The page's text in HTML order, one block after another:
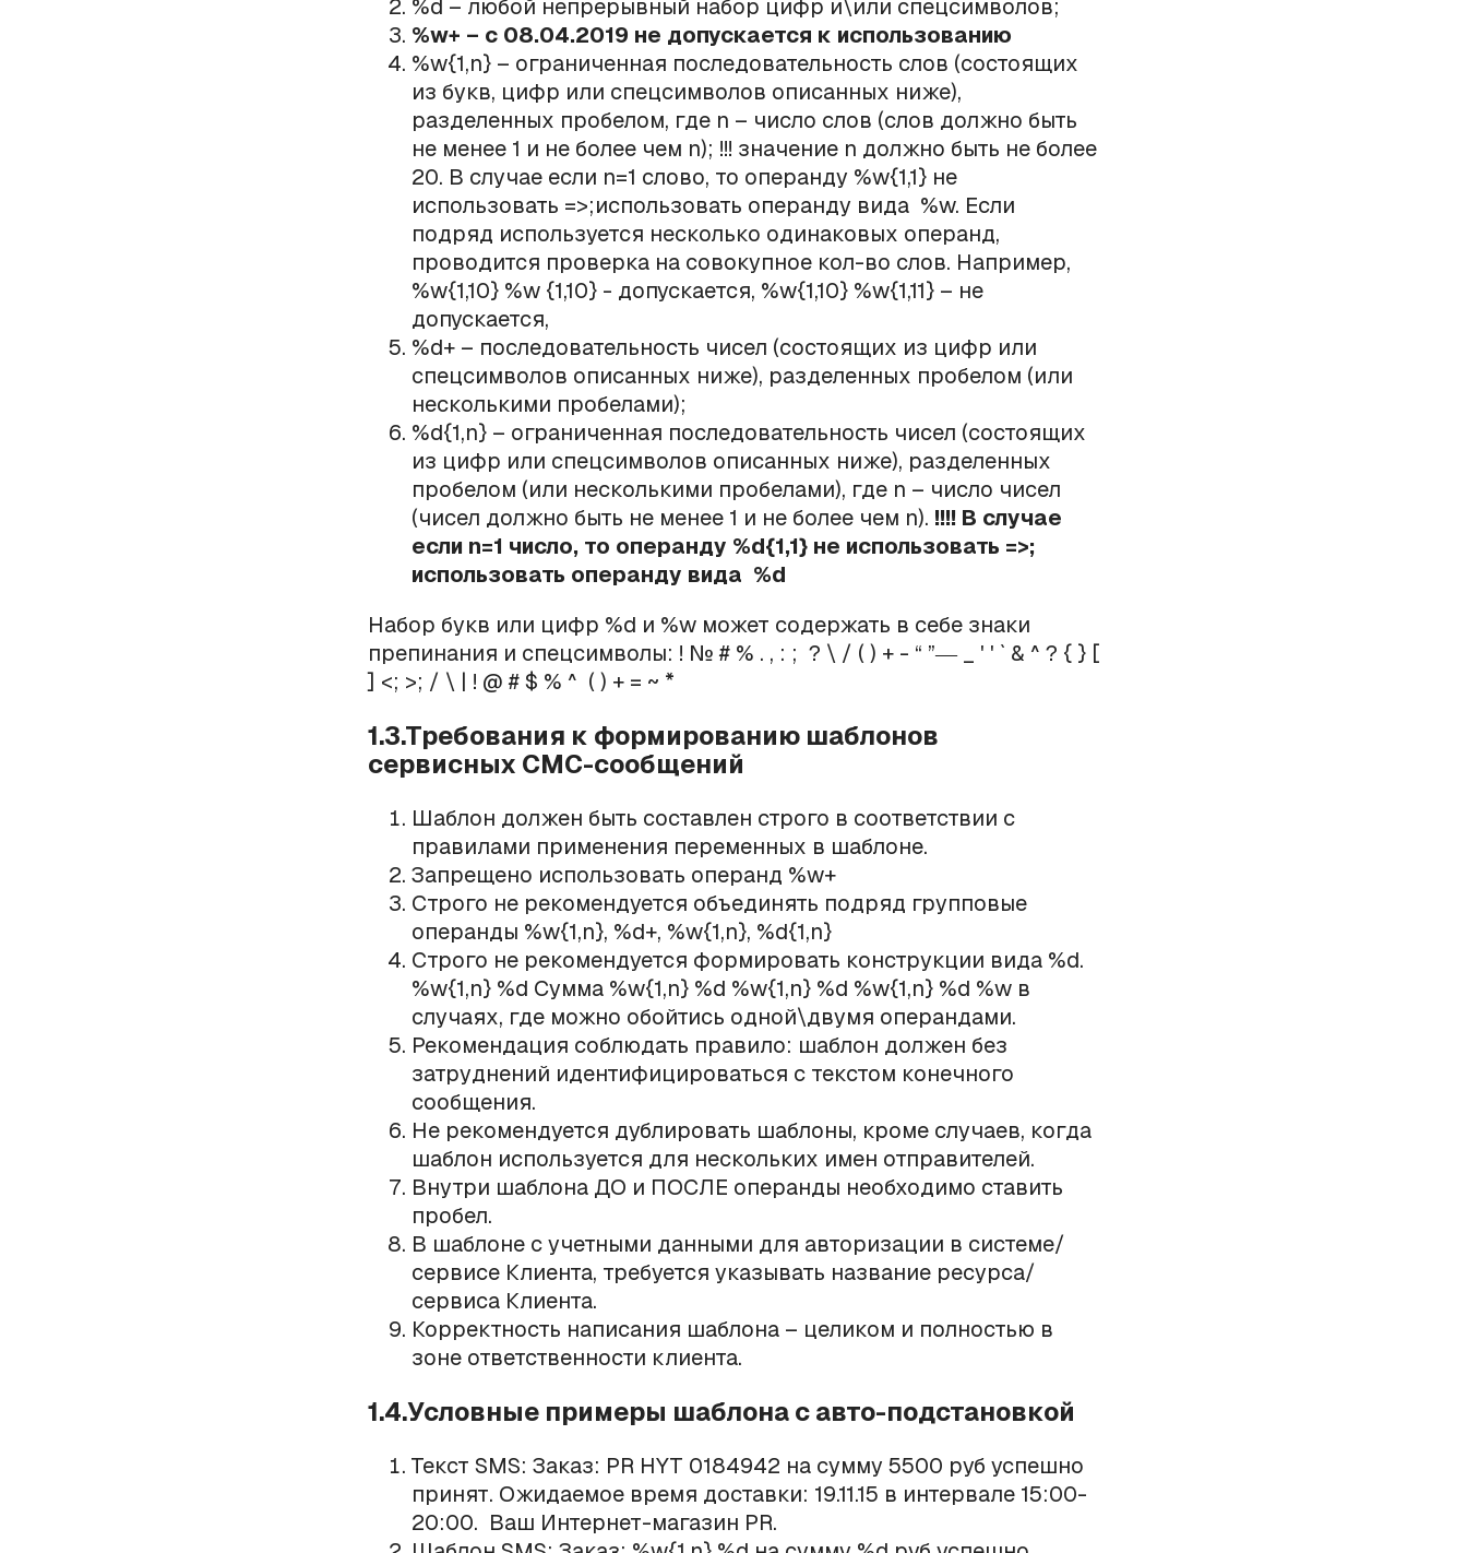
%d – любой непрерывный набор цифр и\или спецсимволов;
%w+ – с 08.04.2019 не допускается к использованию
%w{1,n} – ограниченная последовательность слов (состоящих
из букв, цифр или спецсимволов описанных ниже),
разделенных пробелом, где n – число слов (слов должно быть
не менее 1 и не более чем n); !!! значение n должно быть не более
20. В случае если n=1 слово, то операнду %w{1,1} не
использовать =>;использовать операнду вида %w. Если
подряд используется несколько одинаковых операнд,
проводится проверка на совокупное кол-во слов. Например,
%w{1,10} %w {1,10} - допускается, %w{1,10} %w{1,11} – не
допускается,
%d+ – последовательность чисел (состоящих из цифр или
спецсимволов описанных ниже), разделенных пробелом (или
несколькими пробелами);
%d{1,n} – ограниченная последовательность чисел (состоящих
из цифр или спецсимволов описанных ниже), разделенных
пробелом (или несколькими пробелами), где n – число чисел
(чисел должно быть не менее 1 и не более чем n). !!!! В случае
если n=1 число, то операнду %d{1,1} не использовать =>;
использовать операнду вида %d
Набор букв или цифр %d и %w может содержать в себе знаки
препинания и спецсимволы: ! № # % . , : ; ? \ / ( ) + - “ ”― _ ' ' ` & ^ ? { } [
] <; >; / \ | ! @ # $ % ^ ( ) + = ~ *
1.3.Требования к формированию шаблонов
сервисных СМС-сообщений
Шаблон должен быть составлен строго в соответствии с
правилами применения переменных в шаблоне.
Запрещено использовать операнд %w+
Строго не рекомендуется объединять подряд групповые
операнды %w{1,n}, %d+, %w{1,n}, %d{1,n}
Строго не рекомендуется формировать конструкции вида %d.
%w{1,n} %d Сумма %w{1,n} %d %w{1,n} %d %w{1,n} %d %w в
случаях, где можно обойтись одной\двумя операндами.
Рекомендация соблюдать правило: шаблон должен без
затруднений идентифицироваться с текстом конечного
сообщения.
Не рекомендуется дублировать шаблоны, кроме случаев, когда
шаблон используется для нескольких имен отправителей.
Внутри шаблона ДО и ПОСЛЕ операнды необходимо ставить
пробел.
В шаблоне с учетными данными для авторизации в системе/
сервисе Клиента, требуется указывать название ресурса/
сервиса Клиента.
Корректность написания шаблона – целиком и полностью в
зоне ответственности клиента.
1.4.Условные примеры шаблона с авто-подстановкой
Текст SMS: Заказ: PR HYT 0184942 на сумму 5500 руб успешно
принят. Ожидаемое время доставки: 19.11.15 в интервале 15:00-
20:00. Ваш Интернет-магазин PR.